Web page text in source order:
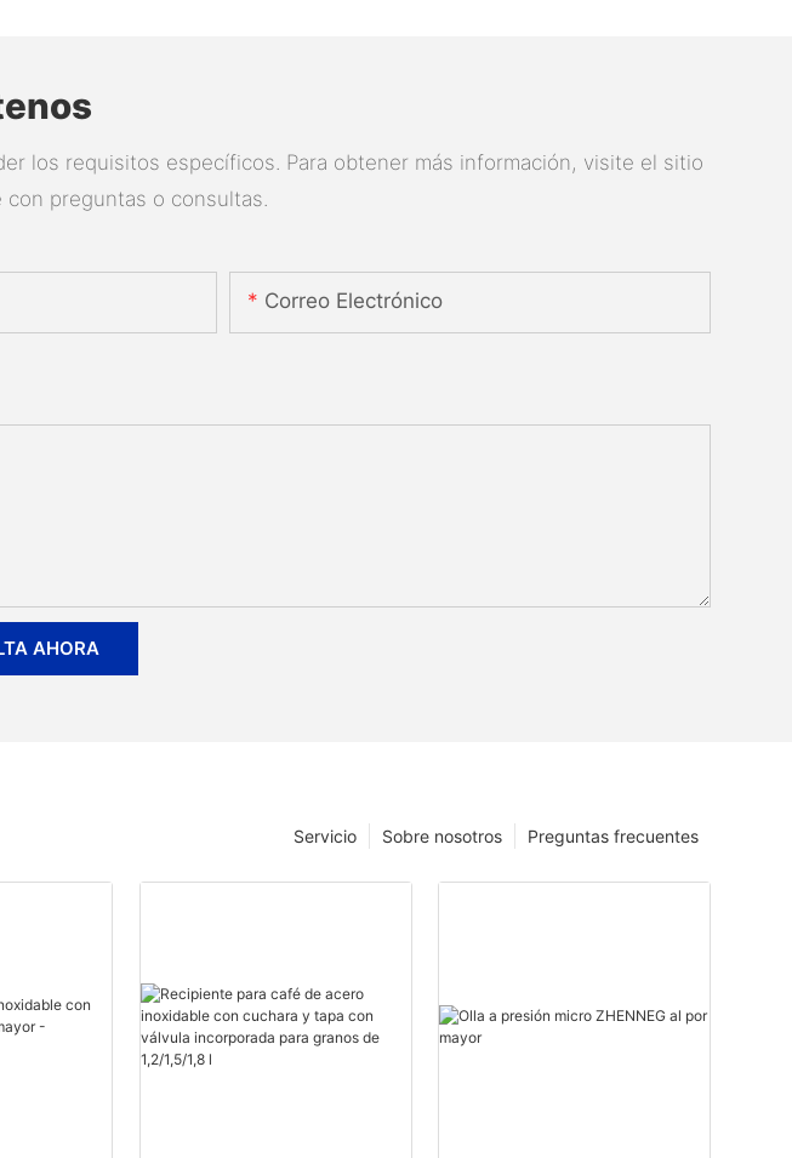
los requisitos específicos. Para obtener más información, visite el sitio
preguntas o consultas.
Correo Electrónico
AHORA
Preguntas frecuentes
Sobre nosotros
Servicio